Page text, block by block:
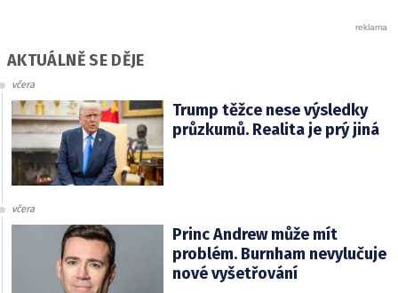
AKTUÁLNĚ SE DĚJE
včera
Trump těžce nese výsledky
průzkumů. Realita je prý jiná
včera
Princ Andrew může mít
problém. Burnham nevylučuje
nové vyšetřování